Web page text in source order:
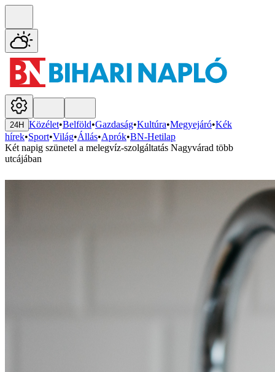
24H Közélet•Belföld•Gazdaság•Kultúra•Megyejáró•Kék
hírek•Sport•Világ•Állás•Aprók•BN-Hetilap
Két napig szünetel a melegvíz-szolgáltatás Nagyvárad több
utcájában